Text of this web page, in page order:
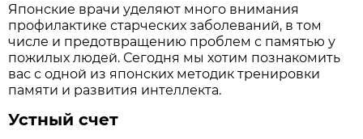
Японские врачи уделяют много внимания
профилактике старческих заболеваний, в том
числе и предотвращению проблем с памятью у
пожилых людей. Сегодня мы хотим познакомить
вас с одной из японских методик тренировки
памяти и развития интеллекта.
Устный счет